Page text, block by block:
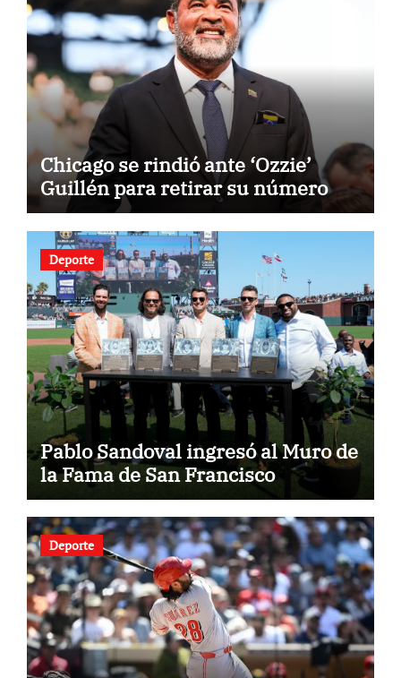
Chicago se rindió ante ‘Ozzie’
Guillén para retirar su número
Deporte
Pablo Sandoval ingresó al Muro de
la Fama de San Francisco
Deporte